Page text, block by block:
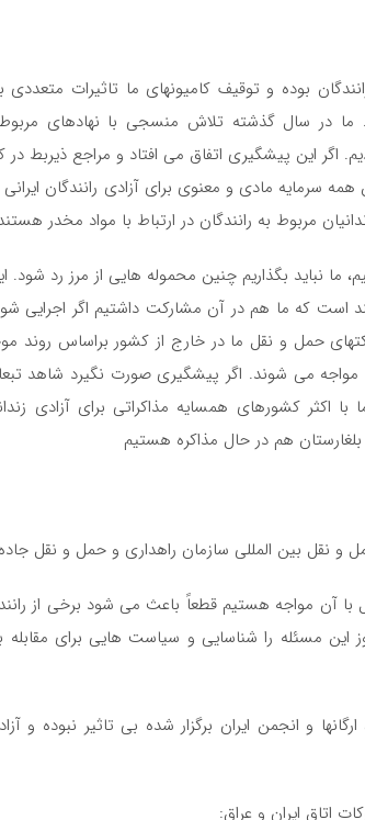
بوده و توقیف کامیونهای ما تاثیرات متعددی
اگر این پیشگیری اتفاق می افتاد و مراجع ذیربط
همه سرمایه مادی و معنوی برای آزادی رانندگان
مربوط به رانندگان در ارتباط با مواد مخدر
ما نباید بگذاریم چنین محموله هایی از مرز رد شود.
مانند همان مصوباتی که شامل 12 بند است که ما هم در آن مشارکت
حمل و نقل ما در خارج از کشور براساس روند
می شوند. اگر پیشگیری صورت نگیرد شاهد
اکثر کشورهای همسایه مذاکراتی برای آزادی
هم در حال مذاکره هستیم
نقل بین المللی سازمان راهداری و حمل و نقل
آن مواجه هستیم قطعاً باعث می شود برخی از
این مسئله را شناسایی و سیاست هایی برای مقابله
و انجمن ایران برگزار شده بی تاثیر نبوده و
اتاق ایران و عراق: